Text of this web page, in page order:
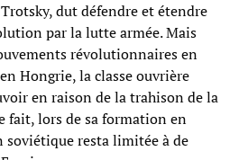
dut défendre et étendre
par la lutte armée. Mais
révolutionnaires en
Hongrie, la classe ouvrière
en raison de la trahison de la
fait, lors de sa formation en
soviétique resta limitée à de